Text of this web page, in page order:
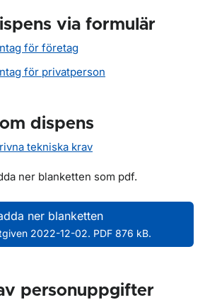
via formulär
för företag
för privatperson
dispens
tekniska krav
ner blanketten som pdf.
ner blanketten
2022-12-02. PDF 876 kB.
personuppgifter